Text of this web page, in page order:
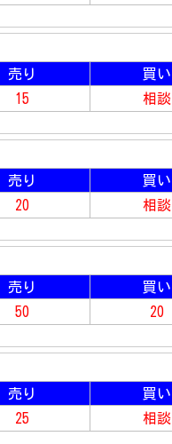
売り 買い
15 相談
売り 買い
20 相談
売り 買い
50 20
売り 買い
25 相談